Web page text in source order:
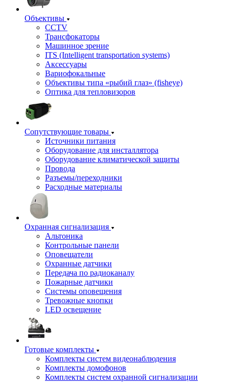
Объективы
CCTV
Трансфокаторы
Машинное зрение
ITS (Intelligent transportation systems)
Аксессуары
Вариофокальные
Объективы типа «рыбий глаз» (fisheye)
Оптика для тепловизоров
Сопутствующие товары
Источники питания
Оборудование для инсталлятора
Оборудование климатической защиты
Провода
Разъемы/переходники
Расходные материалы
Охранная сигнализация
Альтоника
Контрольные панели
Оповещатели
Охранные датчики
Передача по радиоканалу
Пожарные датчики
Системы оповещения
Тревожные кнопки
LED освещение
Готовые комплекты
Комплекты систем видеонаблюдения
Комплекты домофонов
Комплекты систем охранной сигнализации